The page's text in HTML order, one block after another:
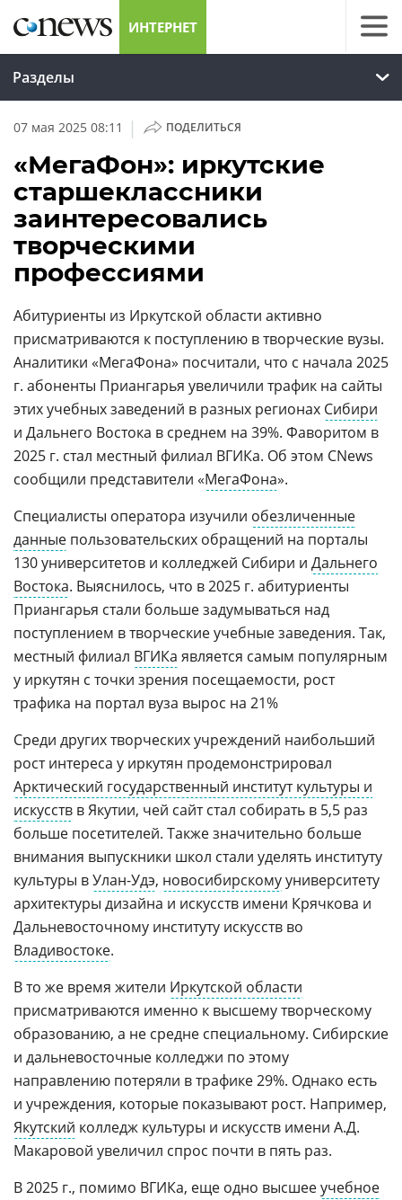
ИНТЕРНЕТ
Разделы
07 мая 2025 08:11 | ПОДЕЛИТЬСЯ
«МегаФон»: иркутские
старшеклассники
заинтересовались
творческими
профессиями
Абитуриенты из Иркутской области активно
присматриваются к поступлению в творческие вузы.
Аналитики «МегаФона» посчитали, что с начала 2025
г. абоненты Приангарья увеличили трафик на сайты
этих учебных заведений в разных регионах Сибири
и Дальнего Востока в среднем на 39%. Фаворитом в
2025 г. стал местный филиал ВГИКа. Об этом CNews
сообщили представители «МегаФона».
Специалисты оператора изучили обезличенные
данные пользовательских обращений на порталы
130 университетов и колледжей Сибири и Дальнего
Востока. Выяснилось, что в 2025 г. абитуриенты
Приангарья стали больше задумываться над
поступлением в творческие учебные заведения. Так,
местный филиал ВГИКа является самым популярным
у иркутян с точки зрения посещаемости, рост
трафика на портал вуза вырос на 21%
Среди других творческих учреждений наибольший
рост интереса у иркутян продемонстрировал
Арктический государственный институт культуры и
искусств в Якутии, чей сайт стал собирать в 5,5 раз
больше посетителей. Также значительно больше
внимания выпускники школ стали уделять институту
культуры вУлан-Удэ, новосибирскомууниверситету
архитектуры дизайна и искусств имени Крячкова и
Дальневосточному институту искусств во
Владивостоке.
В то же время жители Иркутской области
присматриваются именно к высшему творческому
образованию, а не средне специальному. Сибирские
и дальневосточные колледжи по этому
направлению потеряли в трафике 29%. Однако есть
и учреждения, которые показывают рост. Например,
Якутский колледж культуры и искусств имени А.Д.
Макаровой увеличил спрос почти в пять раз.
В 2025 г., помимо ВГИКа, еще одно высшееучебное